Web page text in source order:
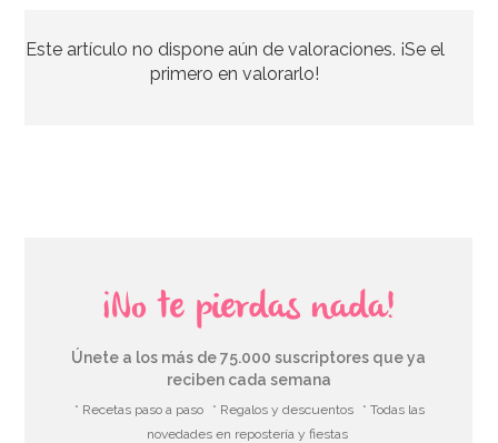
1,50€
Este artículo no dispone aún de valoraciones. ¡Se el
primero en valorarlo!
¡No te pierdas nada!
Únete a los más de 75.000 suscriptores que ya
reciben cada semana
* Recetas paso a paso * Regalos y descuentos
* Todas las
novedades en repostería y fiestas